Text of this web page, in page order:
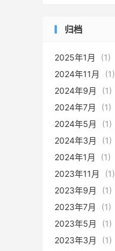
归档
2025年1月 (1)
2024年11月
(1)
2024年9月
(1)
2024年7月
(1)
2024年5月
(1)
2024年3月
(1)
2024年1月
(1)
2023年11月
(1)
2023年9月
(1)
2023年7月
(1)
2023年5月
(1)
2023年3月
(1)